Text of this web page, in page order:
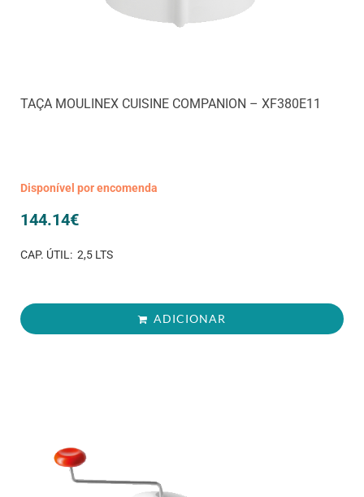
TAÇA MOULINEX CUISINE COMPANION – XF380E11
Disponível por encomenda
144.14€
CAP. ÚTIL: 2,5 LTS
ADICIONAR